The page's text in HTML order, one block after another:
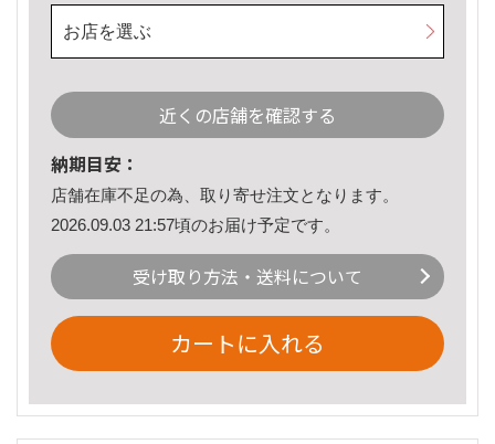
お店を選ぶ
近くの店舗を確認する
納期目安：
店舗在庫不足の為、取り寄せ注文となります。
2026.09.03 21:57頃のお届け予定です。
受け取り方法・送料について
カートに入れる